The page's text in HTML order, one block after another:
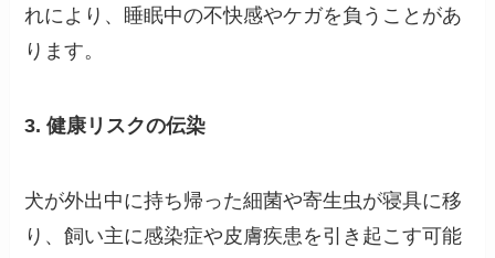
れにより、睡眠中の不快感やケガを負うことがあ
ります。
3. 健康リスクの伝染
犬が外出中に持ち帰った細菌や寄生虫が寝具に移
り、飼い主に感染症や皮膚疾患を引き起こす可能